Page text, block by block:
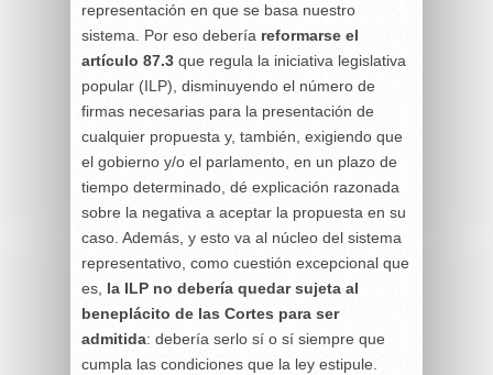
representación en que se basa nuestro
sistema. Por eso debería reformarse el
artículo 87.3 que regula la iniciativa legislativa
popular (ILP), disminuyendo el número de
firmas necesarias para la presentación de
cualquier propuesta y, también, exigiendo que
el gobierno y/o el parlamento, en un plazo de
tiempo determinado, dé explicación razonada
sobre la negativa a aceptar la propuesta en su
caso. Además, y esto va al núcleo del sistema
representativo, como cuestión excepcional que
es, la ILP no debería quedar sujeta al
beneplácito de las Cortes para ser
admitida: debería serlo sí o sí siempre que
cumpla las condiciones que la ley estipule.